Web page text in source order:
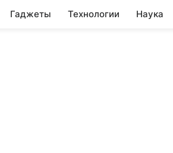
Гаджеты Технологии Наука